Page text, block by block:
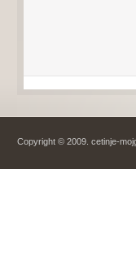
Copyright © 2009. cetinje-